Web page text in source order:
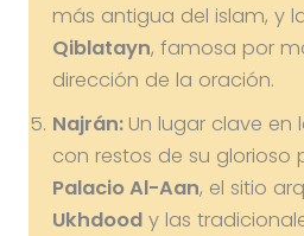
más antigua del islam, y
Qiblatayn, famosa por
dirección de la oración.
Najrán: Un lugar clave en
con restos de su glorioso
Palacio Al-Aan, el sitio
Ukhdoody las